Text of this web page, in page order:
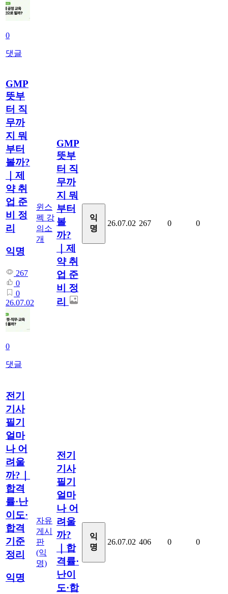
0
댓글
GMP
뜻부
터 직
무까
지 뭐
부터
볼까?
｜제
약 취
업 준
비 정
리
익명
267
0
0
26.07.02
0
댓글
윈스
펙 강
의소
개
GMP
뜻부
터 직
무까
지 뭐
부터
볼
까?
｜제
약 취
업 준
비 정
리
익
명
26.07.02 267 0 0
전기
기사
필기
얼마
나 어
려울
까?｜
합격
률·난
이도·
합격
기준
정리
익명
자유
게시
판
(익
명)
전기
기사
필기
얼마
나 어
려울
까?
｜합
격률·
난이
도·합
익
명
26.07.02 406 0 0